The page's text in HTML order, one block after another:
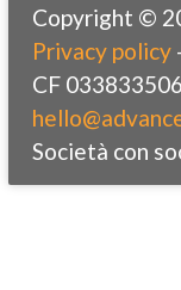
Copyright ©
Privacy policy
CF
Società con